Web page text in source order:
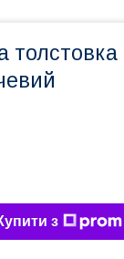
толстовка
з